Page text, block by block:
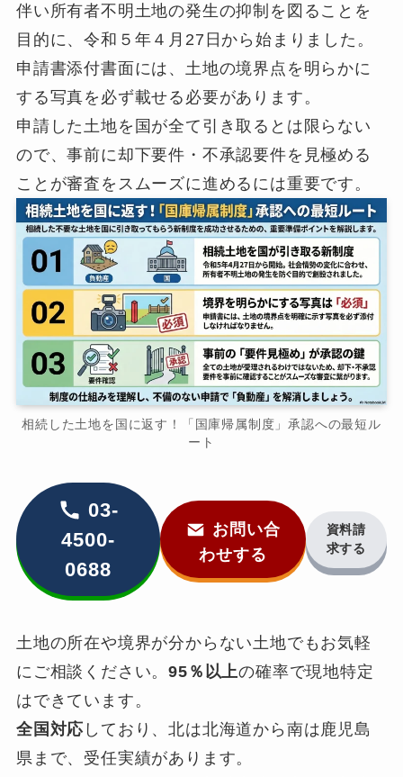
伴い所有者不明土地の発生の抑制を図ることを
目的に、令和５年４月27日から始まりました。
申請書添付書面には、土地の境界点を明らかに
する写真を必ず載せる必要があります。
申請した土地を国が全て引き取るとは限らない
ので、事前に却下要件・不承認要件を見極める
ことが審査をスムーズに進めるには重要です。
相続した土地を国に返す！「国庫帰属制度」承認への最短ル
ート
03-
4500-
0688
お問い合
わせする
資料請
求する
土地の所在や境界が分からない土地でもお気軽
にご相談ください。95％以上の確率で現地特定
はできています。
全国対応 しており、北は北海道から南は鹿児島
県まで、受任実績があります。